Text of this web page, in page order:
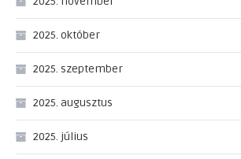
2025. október
2025. szeptember
2025. augusztus
2025. július